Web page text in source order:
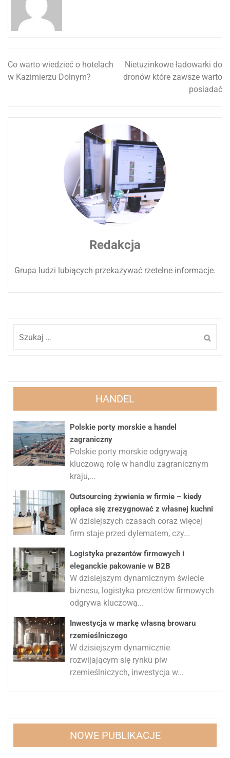
Nawigacja
Co warto wiedzieć o hotelach
w Kazimierzu Dolnym?
Nietuzinkowe ładowarki do
dronów które zawsze warto
posiadać
Redakcja
Grupa ludzi lubiących przekazywać rzetelne informacje.
HANDEL
Polskie porty morskie a handel
zagraniczny
Polskie porty morskie odgrywają
kluczową rolę w handlu zagranicznym
kraju,...
Outsourcing żywienia w firmie – kiedy
opłaca się zrezygnować z własnej kuchni
W dzisiejszych czasach coraz więcej
firm staje przed dylematem, czy...
Logistyka prezentów firmowych i
eleganckie pakowanie w B2B
W dzisiejszym dynamicznym świecie
biznesu, logistyka prezentów firmowych
odgrywa kluczową...
Inwestycja w markę własną browaru
rzemieślniczego
W dzisiejszym dynamicznie
rozwijającym się rynku piw
rzemieślniczych, inwestycja w...
NOWE PUBLIKACJE